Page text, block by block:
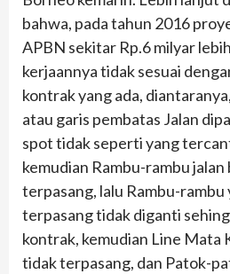
bahwa, pada tahun 2016
APBN sekitar Rp.6 milyar
kerjaannya tidak sesuai
kontrak yang ada,
atau garis pembatas Jalan
spot tidak seperti yang
kemudian Rambu-rambu
terpasang, lalu Rambu-rambu
terpasang tidak diganti
kontrak, kemudian Line Mata
tidak terpasang, dan Patok-